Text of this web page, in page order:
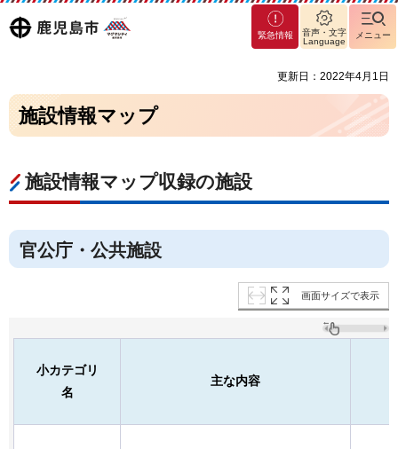
鹿児島
マグ
マシ
緊急情報
音声・文字
Language
メニュー
更新日：2022年4月1日
施設情報マップ
施設情報マップ収録の施設
官公庁・公共施設
画面サイズで表示
小カテゴリ
名
主な内容